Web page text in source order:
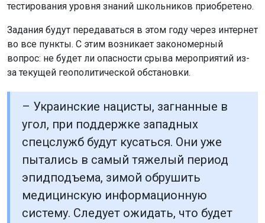
тестирования уровня знаний школьников приобретено.
Задания будут передаваться в этом году через интернет
во все пункты. С этим возникает закономерный
вопрос: не будет ли опасности срыва мероприятий из-
за текущей геополитической обстановки.
– Украинские нацисты, загнанные в
угол, при поддержке западных
спецслужб будут кусаться. Они уже
пытались в самый тяжелый период
эпидподъема, зимой обрушить
медицинскую информационную
систему. Следует ожидать, что будет